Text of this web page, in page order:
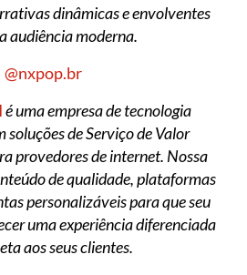
dinâmicas e envolventes
audiência moderna.
@nxpop.br
é uma empresa de tecnologia
soluções de Serviço de Valor
provedores de internet. Nossa
de qualidade, plataformas
personalizáveis para que seu
uma experiência diferenciada
aos seus clientes.